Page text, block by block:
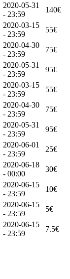
2020-05-31
- 23:59
140€
2020-03-15
- 23:59
55€
2020-04-30
- 23:59
75€
2020-05-31
- 23:59
95€
2020-03-15
- 23:59
55€
2020-04-30
- 23:59
75€
2020-05-31
- 23:59
95€
2020-06-01
- 23:59
25€
2020-06-18
- 00:00
30€
2020-06-15
- 23:59
10€
2020-06-15
- 23:59
5€
2020-06-15
- 23:59
7.5€